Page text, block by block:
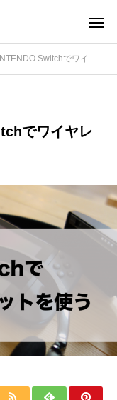
でワイヤレスヘッドセットを使う
でワイヤレ